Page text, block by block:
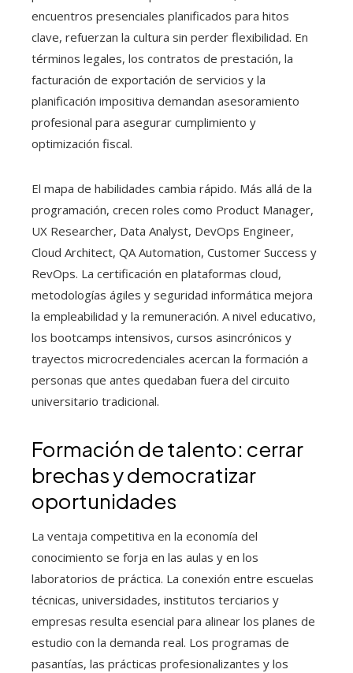
encuentros presenciales planificados para hitos
clave, refuerzan la cultura sin perder flexibilidad. En
términos legales, los contratos de prestación, la
facturación de exportación de servicios y la
planificación impositiva demandan asesoramiento
profesional para asegurar cumplimiento y
optimización fiscal.
El mapa de habilidades cambia rápido. Más allá de la
programación, crecen roles como Product Manager,
UX Researcher, Data Analyst, DevOps Engineer,
Cloud Architect, QA Automation, Customer Success y
RevOps. La certificación en plataformas cloud,
metodologías ágiles y seguridad informática mejora
la empleabilidad y la remuneración. A nivel educativo,
los bootcamps intensivos, cursos asincrónicos y
trayectos microcredenciales acercan la formación a
personas que antes quedaban fuera del circuito
universitario tradicional.
Formación de talento: cerrar
brechas y democratizar
oportunidades
La ventaja competitiva en la economía del
conocimiento se forja en las aulas y en los
laboratorios de práctica. La conexión entre escuelas
técnicas, universidades, institutos terciarios y
empresas resulta esencial para alinear los planes de
estudio con la demanda real. Los programas de
pasantías, las prácticas profesionalizantes y los